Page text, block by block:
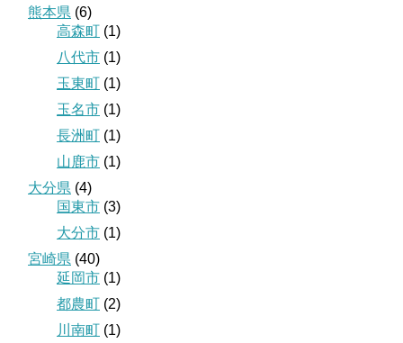
熊本県 (6)
高森町 (1)
八代市 (1)
玉東町 (1)
玉名市 (1)
長洲町 (1)
山鹿市 (1)
大分県 (4)
国東市 (3)
大分市 (1)
宮崎県 (40)
延岡市 (1)
都農町 (2)
川南町 (1)